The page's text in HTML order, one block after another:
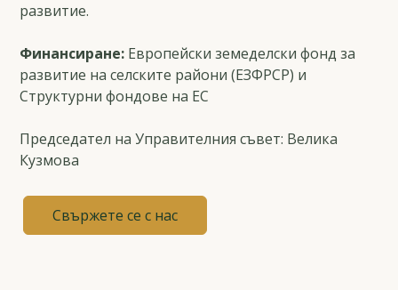
развитие.
Финансиране: Европейски земеделски фонд за
развитие на селските райони (ЕЗФРСР) и
Структурни фондове на ЕС
Председател на Управителния съвет: Велика
Кузмова
Свържете се с нас